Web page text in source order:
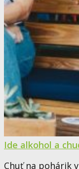
Ide alkohol a
Chuť na pohárik